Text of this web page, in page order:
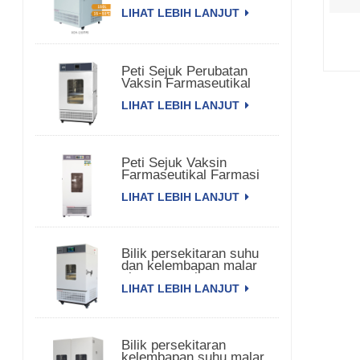
LIHAT LEBIH LANJUT
Peti Sejuk Perubatan
Vaksin Farmaseutikal
LIHAT LEBIH LANJUT
Peti Sejuk Vaksin
Farmaseutikal Farmasi
LIHAT LEBIH LANJUT
Bilik persekitaran suhu
dan kelembapan malar
pintu tunggal
LIHAT LEBIH LANJUT
Bilik persekitaran